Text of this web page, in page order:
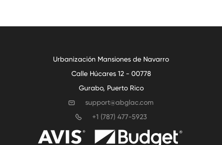
Urbanización Mansiones de Navarro
Calle Húcares 12 - 00778
Gurabo, Puerto Rico
support@abglac.com
+1 (787) 477-5923